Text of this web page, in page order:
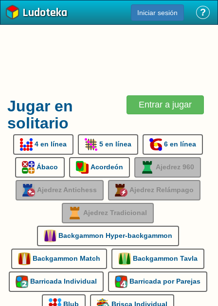
Ludoteka Iniciar sesión ?
Entrar a jugar
Jugar en
solitario
4 en línea 5 en línea 6 en línea
Ábaco Acordeón Ajedrez 960
Ajedrez Antichess Ajedrez Relámpago
Ajedrez Tradicional
Backgammon Hyper-backgammon
Backgammon Match Backgammon Tavla
Barricada Individual Barricada por Parejas
Blub Brisca Individual